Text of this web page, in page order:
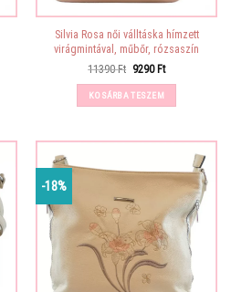
Silvia Rosa női válltáska hímzett
virágmintával, műbőr, rózsaszín
11390Ft Original
was:
11390 Ft.
9290 FtCurrent
KOSÁRBA TESZEM
-18%